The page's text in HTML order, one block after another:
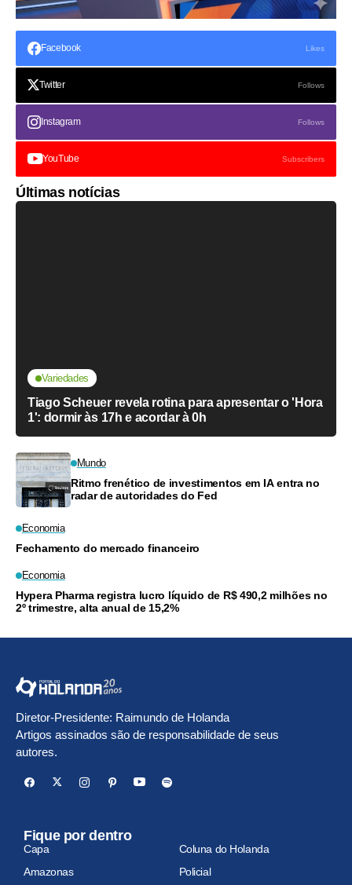
Facebook Likes
Twitter Follows
Instagram Follows
YouTube Subscribers
Últimas notícias
Variedades
Tiago Scheuer revela rotina para apresentar o 'Hora
1': dormir às 17h e acordar à 0h
Mundo
Ritmo frenético de investimentos em IA entra no
radar de autoridades do Fed
Economia
Fechamento do mercado financeiro
Economia
Hypera Pharma registra lucro líquido de R$ 490,2 milhões no
2º trimestre, alta anual de 15,2%
Diretor-Presidente: Raimundo de Holanda
Artigos assinados são de responsabilidade de seus
autores.
Fique por dentro
Capa
Coluna do Holanda
Amazonas
Policial